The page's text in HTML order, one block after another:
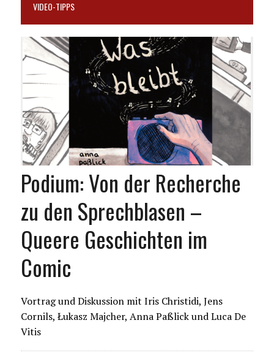
VIDEO-TIPPS
Podium: Von der Recherche
zu den Sprechblasen –
Queere Geschichten im
Comic
Vortrag und Diskussion mit Iris Christidi, Jens
Cornils, Łukasz Majcher, Anna Paßlick und Luca De
Vitis